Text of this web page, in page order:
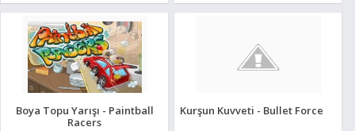
Boya Topu Yarışı - Paintball
Racers
Kurşun Kuvveti - Bullet Force